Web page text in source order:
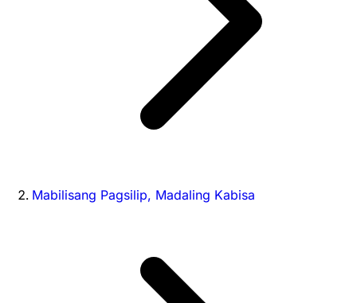
Mabilisang Pagsilip, Madaling Kabisa